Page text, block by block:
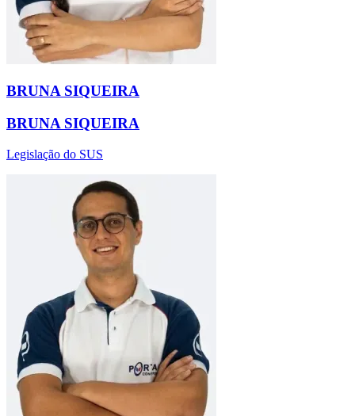
BRUNA SIQUEIRA
BRUNA SIQUEIRA
Legislação do SUS